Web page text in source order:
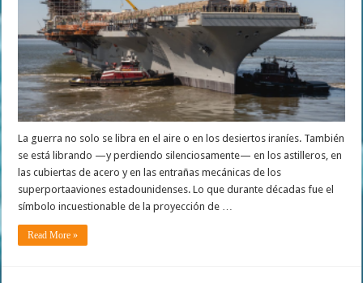
La guerra no solo se libra en el aire o en los desiertos iraníes. También
se está librando —y perdiendo silenciosamente— en los astilleros, en
las cubiertas de acero y en las entrañas mecánicas de los
superportaaviones estadounidenses. Lo que durante décadas fue el
símbolo incuestionable de la proyección de …
Read More »